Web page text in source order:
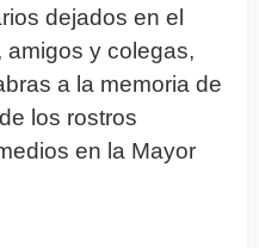
dejados en el
y colegas,
a la memoria de
los rostros
en la Mayor